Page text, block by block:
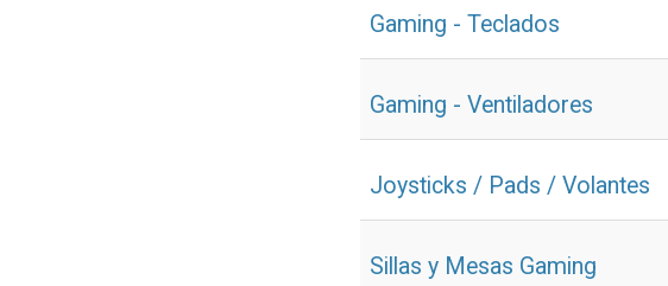
Gaming - Teclados
Gaming - Ventiladores
Joysticks / Pads / Volantes
Sillas y Mesas Gaming